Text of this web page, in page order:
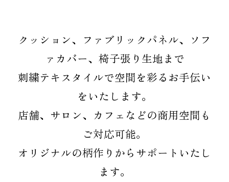
採用情報
お知らせ
オンラインショップ
TEL
OEM
クッション、ファブリックパネル、ソフ
ァカバー、椅子張り生地まで
刺繍テキスタイルで空間を彩るお手伝い
をいたします。
店舗、サロン、カフェなどの商用空間も
ご対応可能。
オリジナルの柄作りからサポートいたし
ます。